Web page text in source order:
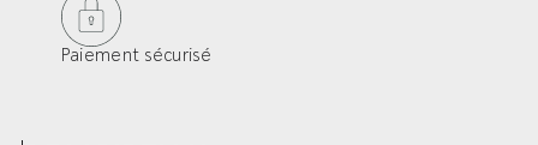
Paiement sécurisé